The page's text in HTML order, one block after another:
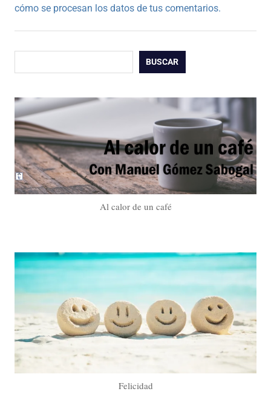
cómo se procesan los datos de tus comentarios.
BUSCAR
Al calor de un café
Felicidad